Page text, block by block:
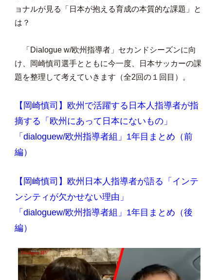
ョナルが見る「日本が抱える育成の本質的な課題」と
は？
「Dialogue w/欧州指導者」セカンドシーズンに向
け、岡崎慎司選手とともに今一度、日本サッカーの課
題を整理して考えていきます（全2回の１回目）。
【岡崎慎司】欧州で活躍する日本人指導者が指
摘する「欧州にあって日本にないもの」
「dialoguew/欧州指導者組」1年目まとめ（前
編）
【岡崎慎司】欧州日本人指導者が語る「インテ
ンシティが欠かせない理由」
「dialoguew/欧州指導者組」1年目まとめ（後
編）